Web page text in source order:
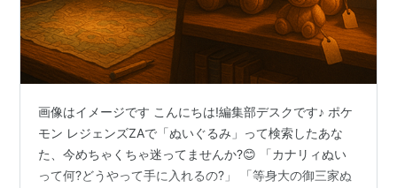
画像はイメージです こんにちは!編集部デスクです♪ ポケ
モン レジェンズZAで「ぬいぐるみ」って検索したあな
た、今めちゃくちゃ迷ってませんか?😊 「カナリィぬい
って何?どうやって手に入れるの?」 「等身大の御三家ぬ